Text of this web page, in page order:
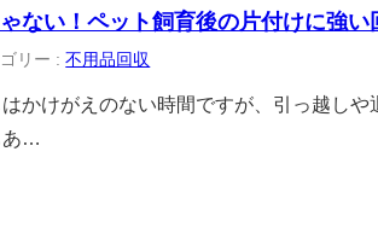
ない！ペット飼育後の片付けに強い
リー :不用品回収
かけがえのない時間ですが、引っ越し
あ…